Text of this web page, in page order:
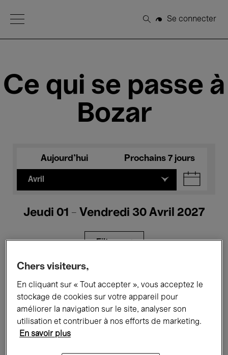
Open Menu
Rechercher
Se connecter
Ce qui se passe à
Bozar
Aujourd'hui Prochains 7 jours
Avril
Jeudi 01 - Vendredi 30 Avril 2027
Filtres
Expositions Films Performances
Rencontres & Débats Jazz
Chers visiteurs,
En cliquant sur « Tout accepter », vous acceptez le
stockage de cookies sur votre appareil pour
améliorer la navigation sur le site, analyser son
utilisation et contribuer à nos efforts de marketing.
En savoir plus